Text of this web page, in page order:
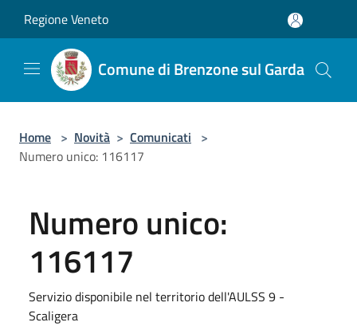
Regione Veneto
Comune di Brenzone sul Garda
Home > Novità > Comunicati >
Numero unico: 116117
Numero unico:
116117
Servizio disponibile nel territorio dell'AULSS 9 -
Scaligera